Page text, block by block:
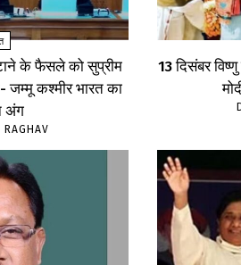
के फैसले को सुप्रीम
जम्मू कश्मीर भारत का
अंग
RAGHAV
13 दिसंबर